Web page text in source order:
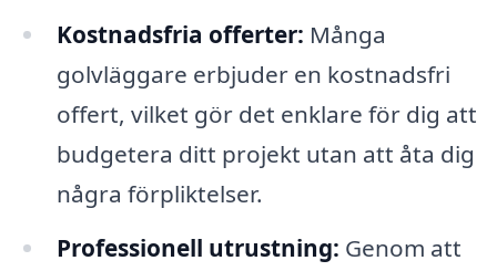
Kostnadsfria offerter: Många
golvläggare erbjuder en kostnadsfri
offert, vilket gör det enklare för dig att
budgetera ditt projekt utan att åta dig
några förpliktelser.
Professionell utrustning: Genom att